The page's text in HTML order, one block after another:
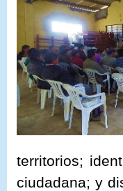
territorios;
ciudadana; y